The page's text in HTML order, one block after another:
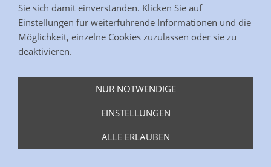
Sie sich damit einverstanden. Klicken Sie auf
Einstellungen für weiterführende Informationen und die
Möglichkeit, einzelne Cookies zuzulassen oder sie zu
deaktivieren.
NUR NOTWENDIGE
EINSTELLUNGEN
ALLE ERLAUBEN